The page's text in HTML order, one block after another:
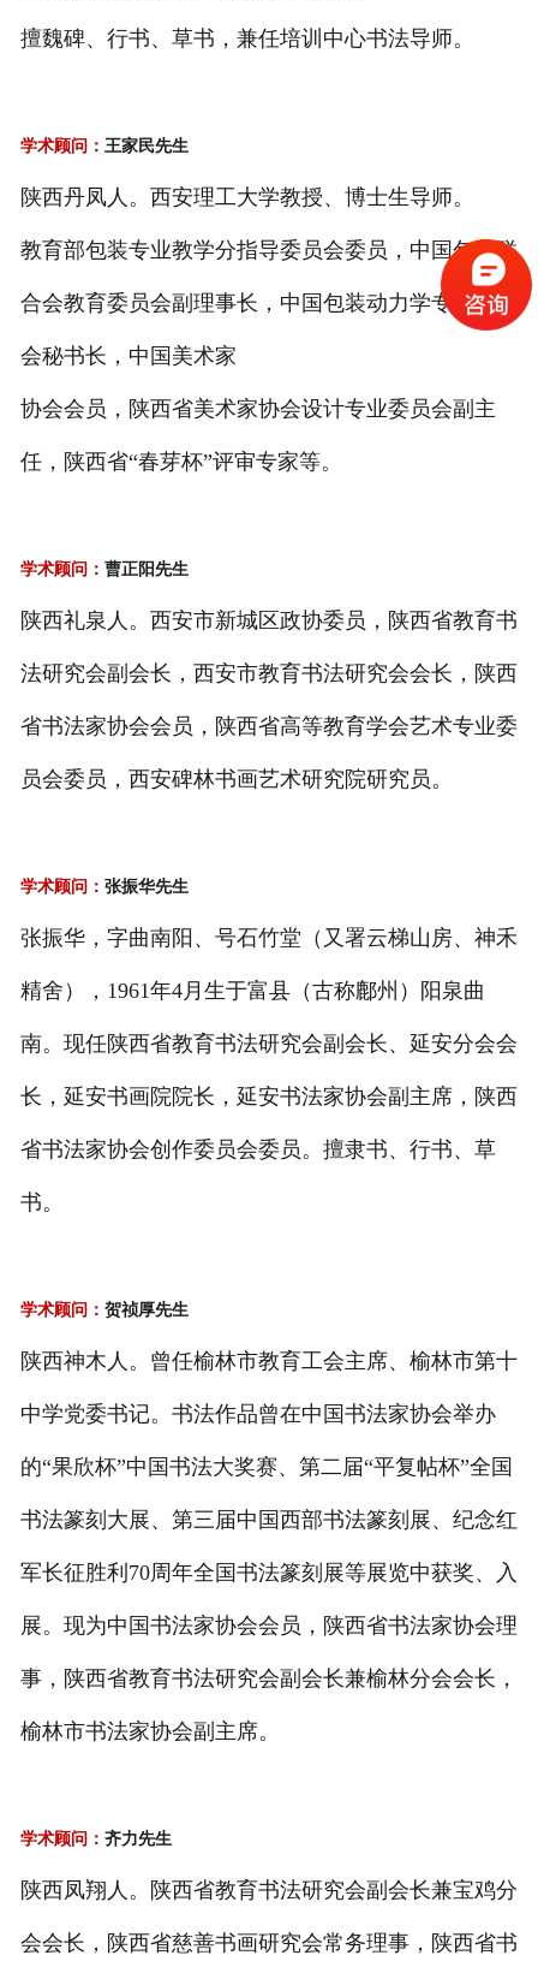
擅魏碑、行书、草书，兼任培训中心书法导师。
学术顾问： 王家民先生
陕西丹凤人。西安理工大学教授、博士生导师。
教育部包装专业教学分指导委员会委员，中国包装联
合会教育委员会副理事长，中国包装动力学专业委员
会秘书长，中国美术家
协会会员，陕西省美术家协会设计专业委员会副主
任，陕西省“春芽杯”评审专家等。
学术顾问： 曹正阳先生
陕西礼泉人。西安市新城区政协委员，陕西省教育书
法研究会副会长，西安市教育书法研究会会长，陕西
省书法家协会会员，陕西省高等教育学会艺术专业委
员会委员，西安碑林书画艺术研究院研究员。
学术顾问： 张振华先生
张振华，字曲南阳、号石竹堂（又署云梯山房、神禾
精舍），1961年4月生于富县（古称鄜州）阳泉曲
南。现任陕西省教育书法研究会副会长、延安分会会
长，延安书画院院长，延安书法家协会副主席，陕西
省书法家协会创作委员会委员。擅隶书、行书、草
书。
学术顾问： 贺祯厚先生
陕西神木人。曾任榆林市教育工会主席、榆林市第十
中学党委书记。书法作品曾在中国书法家协会举办
的“果欣杯”中国书法大奖赛、第二届“平复帖杯”全国
书法篆刻大展、第三届中国西部书法篆刻展、纪念红
军长征胜利70周年全国书法篆刻展等展览中获奖、入
展。现为中国书法家协会会员，陕西省书法家协会理
事，陕西省教育书法研究会副会长兼榆林分会会长，
榆林市书法家协会副主席。
学术顾问：齐力先生
陕西凤翔人。陕西省教育书法研究会副会长兼宝鸡分
会会长，陕西省慈善书画研究会常务理事，陕西省书